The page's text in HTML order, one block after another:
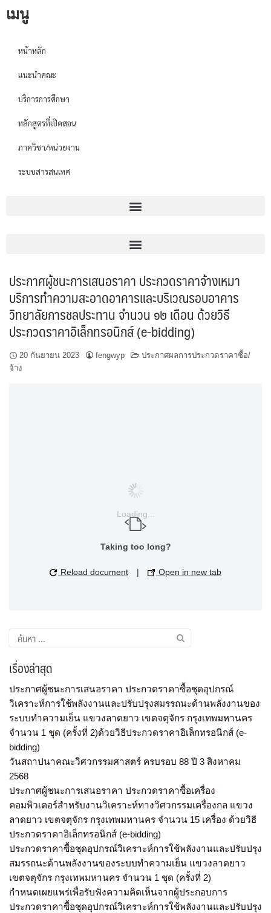
เมนู
หน้าหลัก
แนะนำคณะ
บริการการศึกษา
หลักสูตรที่เปิดสอน
ภาควิชา/หน่วยงาน
ระบบสารสนเทศ
ประกาศผู้ชนะการเสนอราคา ประกวดราคาจ้างเหมา
บริการทำความสะอาดอาคารและบริเวณรอบอาคาร
วิทยาลัยการชลประทาน จำนวน ๑๒ เดือน ด้วยวิธี
ประกวดราคาอิเล็กทรอนิกส์ (e-bidding)
20 กันยายน 2023 fengwyp
ประกาศผลการประกวดราคาซื้อ/
จ้าง
Loading...
Taking too long?
Reload document | Open in new tab
เรื่องล่าสุด
ประกาศผู้ชนะการเสนอราคา ประกวดราคาซื้อชุดอุปกรณ์
วิเคราะห์การใช้พลังงานและปรับปรุงสมรรถนะด้านพลังงานของ
ระบบทำความเย็น แขวงลาดยาว เขตจตุจักร กรุงเทพมหานคร
จำนวน 1 ชุด (ครั้งที่ 2)ด้วยวิธีประกวดราคาอิเล็กทรอนิกส์ (e-
bidding)
วันสถาปนาคณะวิศวกรรมศาสตร์ ครบรอบ 88 ปี 3 สิงหาคม
2568
ประกาศผู้ชนะการเสนอราคา ประกวดราคาซื้อเครื่อง
คอมพิวเตอร์สำหรับงานวิเคราะห์ทางวิศวกรรมเครื่องกล แขวง
ลาดยาว เขตจตุจักร กรุงเทพมหานคร จำนวน 15 เครื่อง ด้วยวิธี
ประกวดราคาอิเล็กทรอนิกส์ (e-bidding)
ประกวดราคาซื้อชุดอุปกรณ์วิเคราะห์การใช้พลังงานและปรับปรุง
สมรรถนะด้านพลังงานของระบบทำความเย็น แขวงลาดยาว
เขตจตุจักร กรุงเทพมหานคร จำนวน 1 ชุด (ครั้งที่ 2)
กำหนดเผยแพร่เพื่อรับฟังความคิดเห็นจากผู้ประกอบการ
ประกวดราคาซื้อชุดอุปกรณ์วิเคราะห์การใช้พลังงานและปรับปรุง